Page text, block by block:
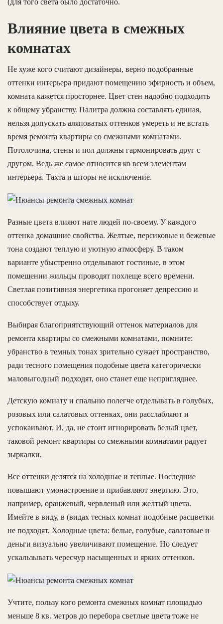
(для того света было достаточно.
Влияние цвета в смежных
комнатах
Не хуже кого считают дизайнеры, верно подобранные
оттенки интерьера придают помещению эфирность и объем,
комната кажется просторнее. Цвет стен надобно подходить
к общему убранству. Палитра должна составлять единая,
нельзя допускать аляповатых оттенков умереть и не встать
время ремонта квартиры со смежными комнатами.
Потолочина, стены и пол должны гармонировать друг с
другом. Ведь же самое относится ко всем элементам
интерьера. Тахта и шторы не исключение.
Разные цвета влияют нате людей по-своему. У каждого
оттенка домашние свойства. Желтые, персиковые и бежевые
тона создают теплую и уютную атмосферу. В таком
варианте убыстренно отделывают гостиные, в этом
помещении жильцы проводят похлеще всего времени.
Светлая позитивная энергетика прогоняет депрессию и
способствует отдыху.
Выбирая благоприятствующий оттенок материалов для
ремонта квартиры со смежными комнатами, помните:
убранство в темных тонах зрительно сужает пространство,
ради тесного помещения подобные цвета категорически
маловыгодный подходят, оно станет еще непригляднее.
Детскую комнату и спальню полегче отделывать в голубых,
розовых или салатовых оттенках, они расслабляют и
успокаивают. И, да, не стоит игнорировать белый цвет,
таковой ремонт квартиры со смежными комнатами радует
зыркалки.
Все оттенки делятся на холодные и теплые. Последние
повышают умонастроение и прибавляют энергию. Это,
например, оранжевый, червленый или желтый цвета.
Имейте в виду, в (видах тесных комнат подобные расцветки
не подходят. Холодные цвета: белые, голубые, салатовые и
деньги визуально увеличивают помещение. Но следует
ускальзывать чересчур насыщенных и ярких оттенков.
Учтите, пользу кого ремонта смежных комнат площадью
меньше 8 кв. метров до перебора светлые цвета тоже не